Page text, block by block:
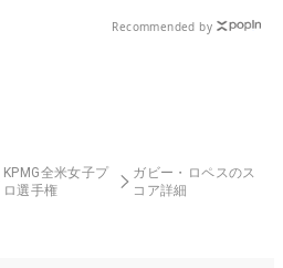
Recommended by
KPMG全米女子プ
ロ選手権
ガビー・ロペスのス
コア詳細